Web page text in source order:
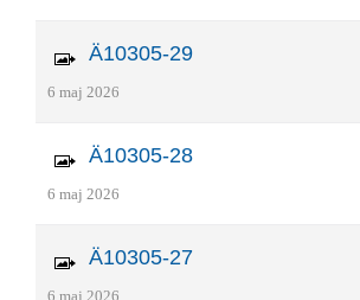
Ä10305-29
6 maj 2026
Ä10305-28
6 maj 2026
Ä10305-27
6 maj 2026